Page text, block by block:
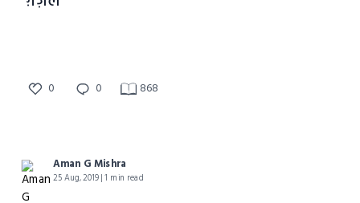
0 0 868
Aman G Mishra
25 Aug, 2019 | 1 min read